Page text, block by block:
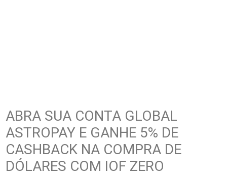
ABRA SUA CONTA GLOBAL
ASTROPAY E GANHE 5% DE
CASHBACK NA COMPRA DE
DÓLARES COM IOF ZERO